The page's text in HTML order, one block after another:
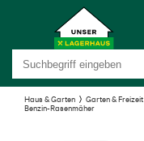
Haus & Garten Garten & Freizeit
Benzin-Rasenmäher